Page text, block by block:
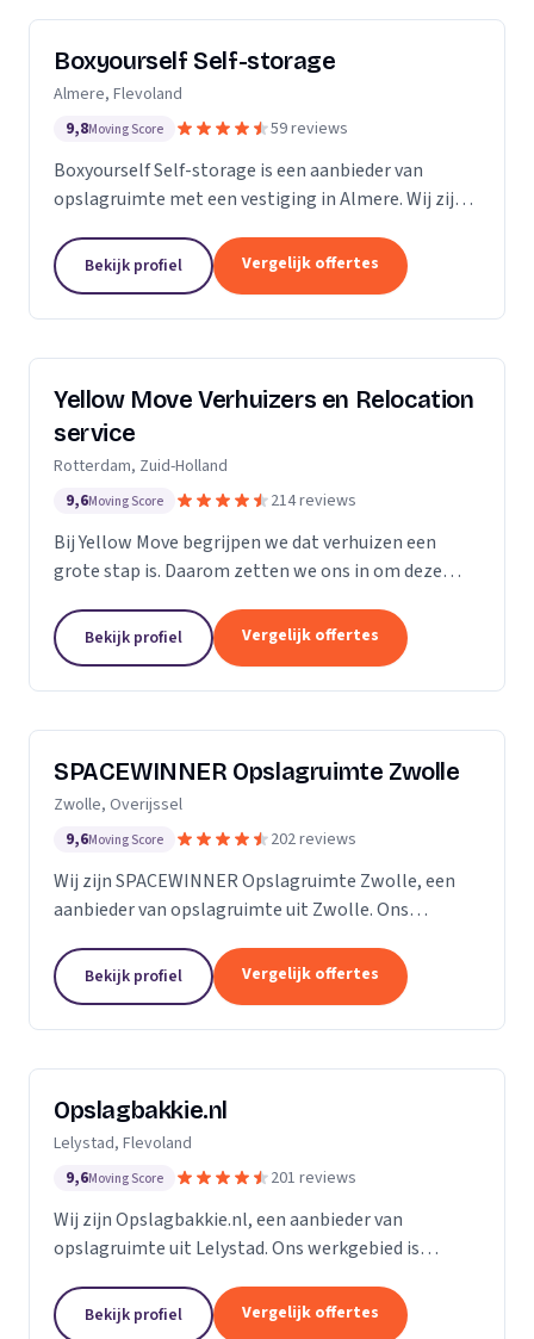
Boxyourself Self-storage
Almere, Flevoland
9,8Moving Score 59 reviews
Boxyourself Self-storage is een aanbieder van
opslagruimte met een vestiging in Almere. Wij zijn
Bekijk profiel Vergelijk offertes
Yellow Move Verhuizers en Relocation
service
Rotterdam, Zuid-Holland
9,6Moving Score 214 reviews
Bij Yellow Move begrijpen we dat verhuizen een
grote stap is. Daarom zetten we ons in om deze
Met meer dan 35 jaar ervaring in de
verhuisindustrie,...
Bekijk profiel Vergelijk offertes
SPACEWINNER Opslagruimte Zwolle
Zwolle, Overijssel
9,6Moving Score 202 reviews
Wij zijn SPACEWINNER Opslagruimte Zwolle, een
aanbieder van opslagruimte uit Zwolle. Ons
Bekijk profiel Vergelijk offertes
Opslagbakkie.nl
Lelystad, Flevoland
9,6Moving Score 201 reviews
Wij zijn Opslagbakkie.nl, een aanbieder van
opslagruimte uit Lelystad. Ons werkgebied is
Bekijk profiel Vergelijk offertes